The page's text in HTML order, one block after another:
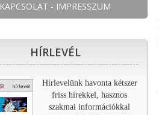
KAPCSOLAT - IMPRESSZUM
HÍRLEVÉL
Hírlevelünk havonta kétszer
friss hírekkel, hasznos
szakmai információkkal